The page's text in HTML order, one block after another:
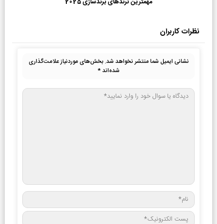
نظرات کاربران
نشانی ایمیل شما منتشر نخواهد شد. بخش‌های موردنیاز علامت‌گذاری
شده‌اند*